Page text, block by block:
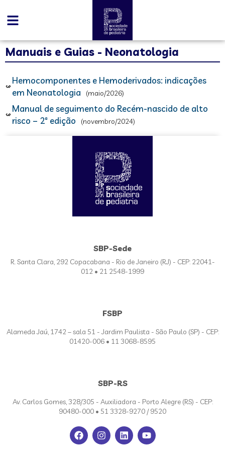
Manuais e Guias - Neonatologia
Hemocomponentes e Hemoderivados: indicações
em Neonatologia
(maio/2026)
Manual de seguimento do Recém-nascido de alto
risco – 2ª edição
(novembro/2024)
SBP-Sede
R. Santa Clara, 292 Copacabana - Rio de Janeiro (RJ) - CEP: 22041-
012 • 21 2548-1999
FSBP
Alameda Jaú, 1742 – sala 51 - Jardim Paulista - São Paulo (SP) - CEP:
01420-006 • 11 3068-8595
SBP-RS
Av. Carlos Gomes, 328/305 - Auxiliadora - Porto Alegre (RS) - CEP:
90480-000 • 51 3328-9270 / 9520